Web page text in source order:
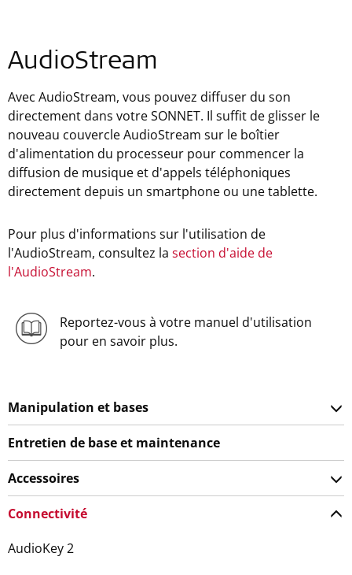
AudioStream
Avec AudioStream, vous pouvez diffuser du son
directement dans votre SONNET. Il suffit de glisser le
nouveau couvercle AudioStream sur le boîtier
d'alimentation du processeur pour commencer la
diffusion de musique et d'appels téléphoniques
directement depuis un smartphone ou une tablette.
Pour plus d'informations sur l'utilisation de
l'AudioStream, consultez la section d'aide de
l'AudioStream.
Reportez-vous à votre manuel d'utilisation
pour en savoir plus.
Manipulation et bases
Entretien de base et maintenance
Accessoires
Connectivité
AudioKey 2